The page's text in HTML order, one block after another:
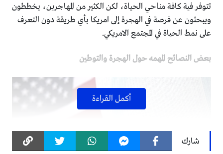
تتوفر فية كافة مناحي الحياة، لكن الكثير من المهاجرين، يخططون
ويبحثون عن فرصة في الهجرة إلى امريكا بأي طريقة دون التعرف
على نمط الحياة في المجتمع الامريكي.
بعض النصائح المهمه حول الهجرة والتوطين
أكمل القراءة
شارك